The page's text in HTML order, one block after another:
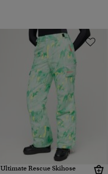
Ultimate Rescue Skihose